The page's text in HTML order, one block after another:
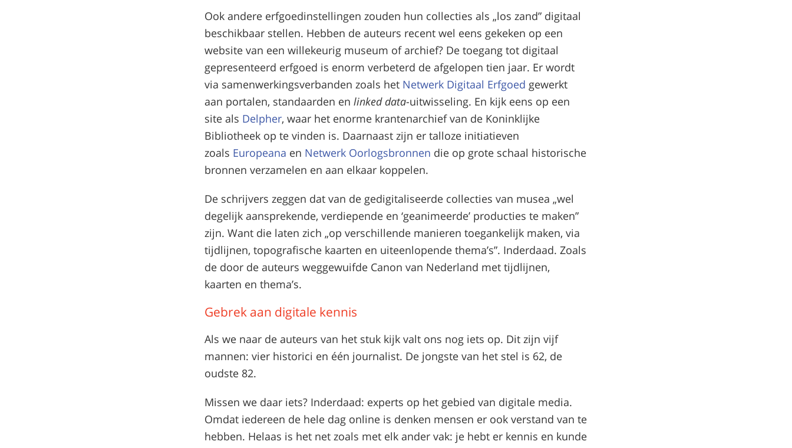
Ook andere erfgoedinstellingen zouden hun collecties als „los zand” digitaal
beschikbaar stellen. Hebben de auteurs recent wel eens gekeken op een
website van een willekeurig museum of archief? De toegang tot digitaal
gepresenteerd erfgoed is enorm verbeterd de afgelopen tien jaar. Er wordt
via samenwerkingsverbanden zoals het Netwerk Digitaal Erfgoed gewerkt
aan portalen, standaarden en linked data-uitwisseling. En kijk eens op een
site als Delpher, waar het enorme krantenarchief van de Koninklijke
Bibliotheek op te vinden is. Daarnaast zijn er talloze initiatieven
zoals Europeana en Netwerk Oorlogsbronnen die op grote schaal historische
bronnen verzamelen en aan elkaar koppelen.
De schrijvers zeggen dat van de gedigitaliseerde collecties van musea „wel
degelijk aansprekende, verdiepende en ‘geanimeerde’ producties te maken”
zijn. Want die laten zich „op verschillende manieren toegankelijk maken, via
tijdlijnen, topografische kaarten en uiteenlopende thema’s”. Inderdaad. Zoals
de door de auteurs weggewuifde Canon van Nederland met tijdlijnen,
kaarten en thema’s.
Gebrek aan digitale kennis
Als we naar de auteurs van het stuk kijk valt ons nog iets op. Dit zijn vijf
mannen: vier historici en één journalist. De jongste van het stel is 62, de
oudste 82.
Missen we daar iets? Inderdaad: experts op het gebied van digitale media.
Omdat iedereen de hele dag online is denken mensen er ook verstand van te
hebben. Helaas is het net zoals met elk ander vak: je hebt er kennis en kunde